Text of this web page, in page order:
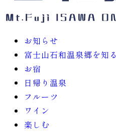
お知らせ
富士山石和温泉郷を知る
お宿
日帰り温泉
フルーツ
ワイン
楽しむ